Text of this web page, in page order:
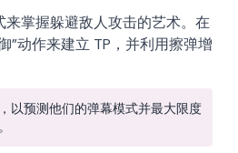
掌握躲避敌人攻击的艺术。在
”动作来建立 TP，并利用擦弹增
以预测他们的弹幕模式并最大限度